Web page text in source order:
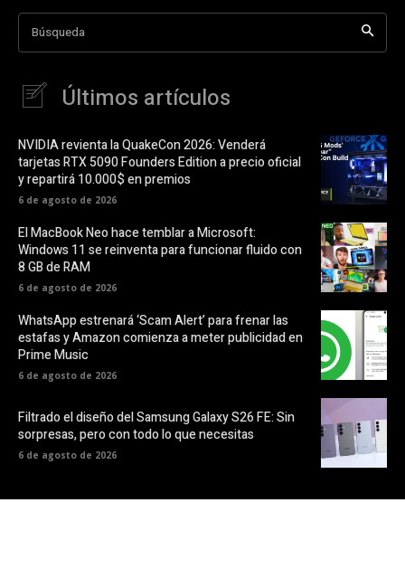
Búsqueda
Últimos artículos
NVIDIA revienta la QuakeCon 2026: Venderá
tarjetas RTX 5090 Founders Edition a precio oficial
y repartirá 10.000$ en premios
6 de agosto de 2026
El MacBook Neo hace temblar a Microsoft:
Windows 11 se reinventa para funcionar fluido con
8 GB de RAM
6 de agosto de 2026
WhatsApp estrenará ‘Scam Alert’ para frenar las
estafas y Amazon comienza a meter publicidad en
Prime Music
6 de agosto de 2026
Filtrado el diseño del Samsung Galaxy S26 FE: Sin
sorpresas, pero con todo lo que necesitas
6 de agosto de 2026